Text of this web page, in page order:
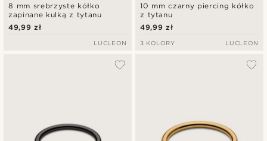
8 mm srebrzyste kółko
zapinane kulką z tytanu
49,99 zł
LUCLEON
10 mm czarny piercing kółko
z tytanu
49,99 zł
3 KOLORY LUCLEON